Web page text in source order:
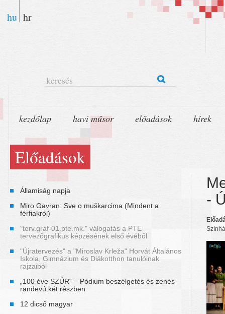
hu hr
keresés
kezdőlap havi műsor előadások hírek
Előadások
Államiság napja
Miro Gavran: Sve o muškarcima (Mindent a
férfiakról)
"terv.graf-01.pte.mk." válogatás a PTE
tervezőgrafikus képzésének első évéből
"Újratervezés" a "Miroslav Krleža" Horvát Általános
Iskola, Gimnázium és Diákotthon tanulóinak
rajzaiból
„100 éve SZÚR“ – Pódium beszélgetés és zenés
randevú két részben
12 dicső magyar
-